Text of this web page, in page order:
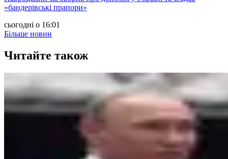
«бандерівські прапори»
сьогодні о 16:01
Більше новин
Читайте також